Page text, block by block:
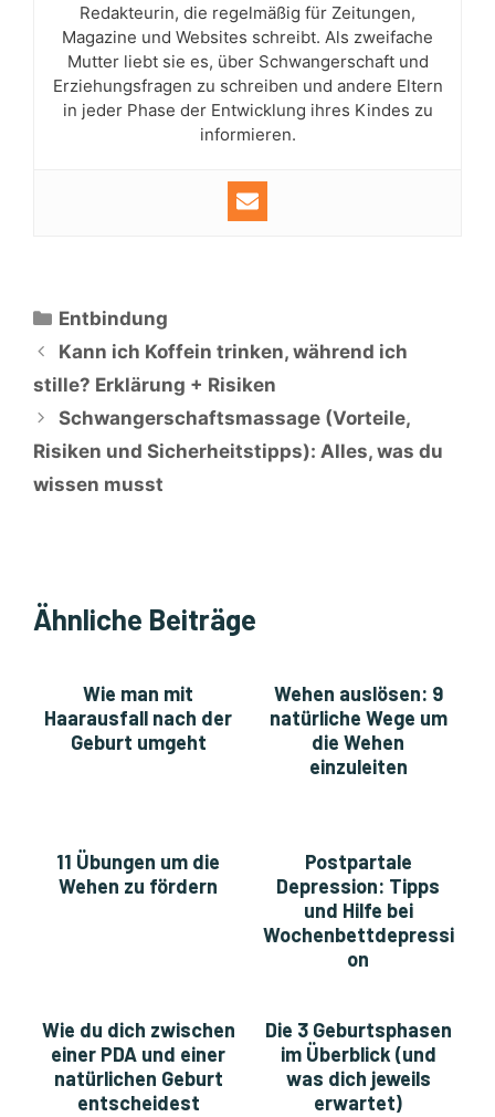
Redakteurin, die regelmäßig für Zeitungen,
Magazine und Websites schreibt. Als zweifache
Mutter liebt sie es, über Schwangerschaft und
Erziehungsfragen zu schreiben und andere Eltern
in jeder Phase der Entwicklung ihres Kindes zu
informieren.
Kategorien
Entbindung
Kann ich Koffein trinken, während ich
stille? Erklärung + Risiken
Schwangerschaftsmassage (Vorteile,
Risiken und Sicherheitstipps): Alles, was du
wissen musst
Ähnliche Beiträge
Wie man mit
Haarausfall nach der
Geburt umgeht
Wehen auslösen: 9
natürliche Wege um
die Wehen
einzuleiten
11 Übungen um die
Wehen zu fördern
Postpartale
Depression: Tipps
und Hilfe bei
Wochenbettdepressi
on
Wie du dich zwischen
einer PDA und einer
natürlichen Geburt
entscheidest
Die 3 Geburtsphasen
im Überblick (und
was dich jeweils
erwartet)